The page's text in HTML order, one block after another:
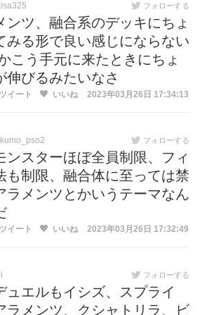
フォローする
ンツ、融合系のデッキにちょ
みる形で良い感じにならない
こう手元に来たときにちょ
伸びるみたいなさ
イート いいね 2023年03月26日 17:34:13
フォローする
ンスターほぼ全員制限、フィ
も制限、融合体に至っては禁
ラメンツとかいうテーマなん
イート いいね 2023年03月26日 17:32:49
フォローする
ュエルもイシズ、スプライ
ラメンツ、クシャトリラ、ビ